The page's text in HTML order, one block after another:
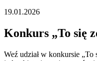
19.01.2026
Konkurs „To się
Weź udział w konkursie „To